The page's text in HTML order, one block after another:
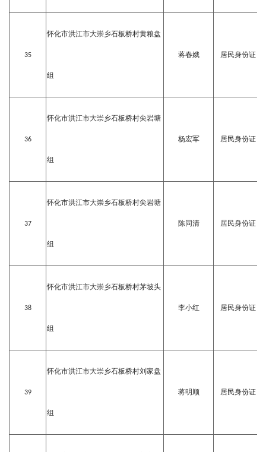
35
怀化市洪江市大崇乡石板桥村黄粮盘
组
蒋春娥 居民身份证
36
怀化市洪江市大崇乡石板桥村尖岩塘
组
杨宏军 居民身份证
37
怀化市洪江市大崇乡石板桥村尖岩塘
组
陈同清 居民身份证
38
怀化市洪江市大崇乡石板桥村茅坡头
组
李小红 居民身份证
39
怀化市洪江市大崇乡石板桥村刘家盘
组
蒋明顺 居民身份证